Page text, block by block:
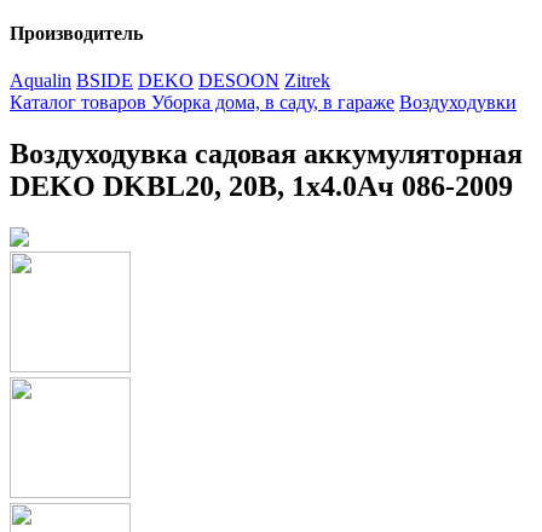
Производитель
Aqualin BSIDE DEKO DESOON Zitrek
Каталог товаров Уборка дома, в саду, в гараже Воздуходувки
Воздуходувка садовая аккумуляторная
DEKO DKBL20, 20В, 1x4.0Ач 086-2009